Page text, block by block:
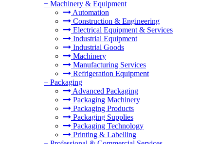
+ Machinery & Equipment
Automation
Construction & Engineering
Electrical Equipment & Services
Industrial Equipment
Industrial Goods
Machinery
Manufacturing Services
Refrigeration Equipment
+ Packaging
Advanced Packaging
Packaging Machinery
Packaging Products
Packaging Supplies
Packaging Technology
Printing & Labelling